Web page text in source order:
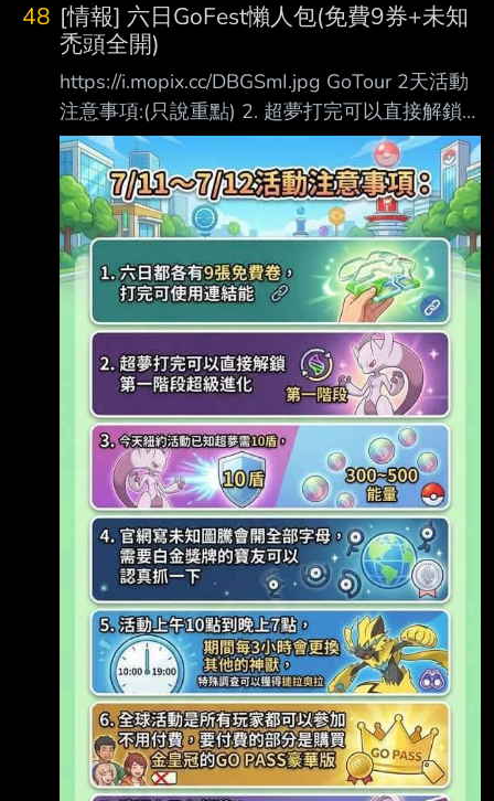
48 [情報] 六日GoFest懶人包(免費9券+未知
禿頭全開)
https://i.mopix.cc/DBGSmI.jpg GoTour 2天活動
注意事項:(只說重點) 2. 超夢打完可以直接解鎖
第一階段超級進化 每場打完約可以獲得
300~500能量， 請大家明天記得先超級進化一
隻再進去破盾 https://i.mopix.cc/OD3MKJ.jpg 需
要白金獎牌的寶友可以認真抓一下 5. 活動上午
10點到晚上7點，期間每3小時會更換其他的神
獸， （資料從LeekDuck網站截圖）
https://i.mopix.cc/yBdDlX.jpg https://i.mop